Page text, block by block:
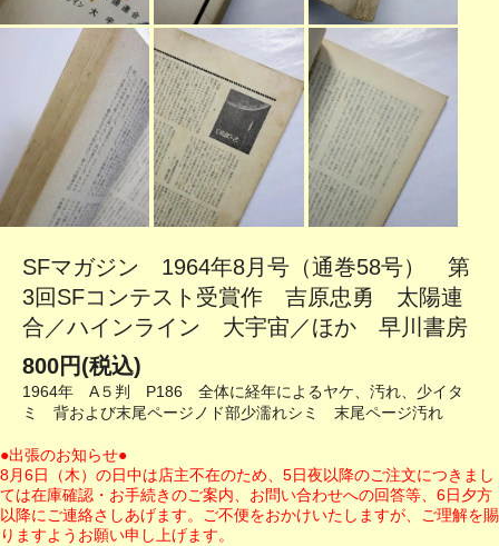
SFマガジン 1964年8月号（通巻58号） 第
3回SFコンテスト受賞作 吉原忠勇 太陽連
合／ハインライン 大宇宙／ほか 早川書房
800円(税込)
1964年 A５判 P186 全体に経年によるヤケ、汚れ、少イタ
ミ 背および末尾ページノド部少濡れシミ 末尾ページ汚れ
●出張のお知らせ●
8月6日（木）の日中は店主不在のため、5日夜以降のご注文につきまし
ては在庫確認・お手続きのご案内、お問い合わせへの回答等、6日夕方
以降にご連絡さしあげます。ご不便をおかけいたしますが、ご理解を賜
りますようお願い申し上げます。